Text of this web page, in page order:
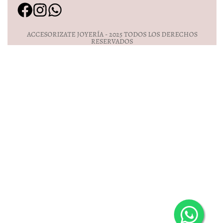
ACCESORIZATE JOYERÍA - 2025 TODOS LOS DERECHOS
RESERVADOS